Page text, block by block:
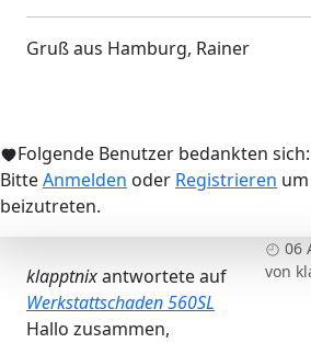
Gruß aus Hamburg, Rainer
Folgende Benutzer bedankten sich:
BitteAnmelden oder Registrieren
beizutreten.
06
von
klapptnixantwortete auf
Werkstattschaden 560SL
Hallo zusammen,